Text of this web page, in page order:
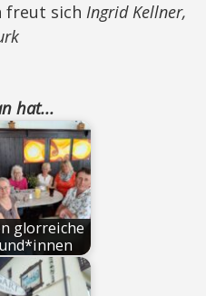
freut sich Ingrid Kellner,
hat...
glorreiche